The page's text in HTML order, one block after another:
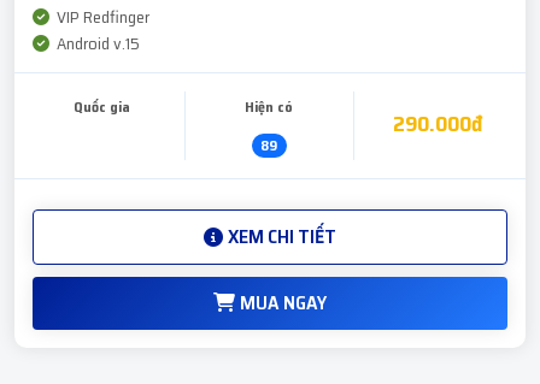
VIP Redfinger
Android v.15
Quốc gia
Hiện có
89
290.000đ
XEM CHI TIẾT
MUA NGAY